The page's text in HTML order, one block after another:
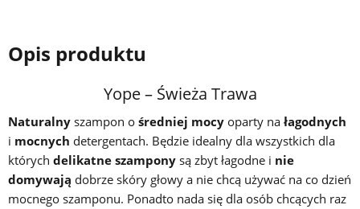
Opis produktu
Yope – Świeża Trawa
Naturalny szampon o średniej mocy oparty na łagodnych
i mocnych detergentach. Będzie idealny dla wszystkich dla
których delikatne szampony są zbyt łagodne i nie
domywają dobrze skóry głowy a nie chcą używać na co dzień
mocnego szamponu. Ponadto nada się dla osób chcących raz